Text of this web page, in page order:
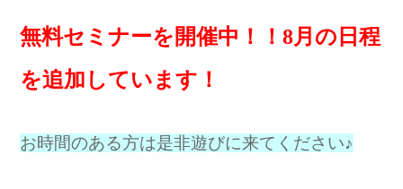
無料セミナーを開催中！！8月の日程
を追加しています！
お時間のある方は是非遊びに来てください♪